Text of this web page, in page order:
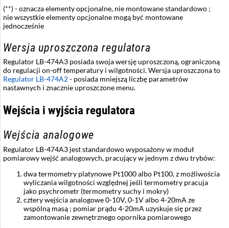
(**)- oznacza elementy opcjonalne, nie montowane standardowo ;
nie wszystkie elementy opcjonalne mogą być montowane
jednocześnie
Wersja uproszczona regulatora
Regulator LB-474A3 posiada swoja wersję uproszczoną, ograniczoną
do regulacji on-off temperatury i wilgotności. Wersja uproszczona to
Regulator LB-474A2- posiada mniejszą liczbę parametrów
nastawnych i znacznie uproszczone menu.
Wejścia i wyjścia regulatora
Wejścia analogowe
Regulator LB-474A3 jest standardowo wyposażony w moduł
pomiarowy wejść analogowych, pracujący w jednym z dwu trybów:
dwa termometry platynowe Pt1000 albo Pt100, z możliwościa
wyliczania wilgotności względnej jeśli termometry pracuja
jako psychrometr (termometry suchy i mokry)
cztery wejścia analogowe 0-10V, 0-1V albo 4-20mA ze
wspólną masą ; pomiar prądu 4-20mA uzyskuje się przez
zamontowanie zewnętrznego opornika pomiarowego